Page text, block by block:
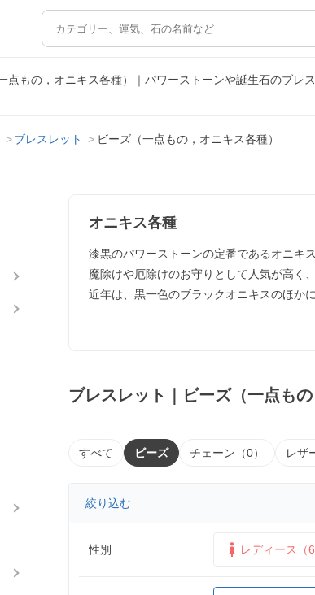
点もの，オニキス各種）｜パワーストーンや誕生石のブレ
ブレスレット ビーズ（一点もの，オニキス各種）
オニキス各種
漆黒のパワーストーンの定番であるオニキス
魔除けや厄除けのお守りとして人気が高く
近年は、黒一色のブラックオニキスのほか
ブレスレット｜ビーズ（一点もの
すべて ビーズ チェーン（0） レザ
絞り込む
性別 レディース（6